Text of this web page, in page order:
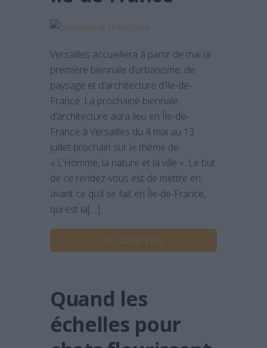
Versailles accueillera à partir de mai la
première biennale d’urbanisme, de
paysage et d’architecture d’Ile-de-
France. La prochaine biennale
d’architecture aura lieu en Île-de-
France à Versailles du 4 mai au 13
juillet prochain sur le thème de
« L’Homme, la nature et la ville ». Le but
de ce rendez-vous est de mettre en
avant ce qu’il se fait en Île-de-France,
qui est la[…]
En savoir plus
Quand les
échelles pour